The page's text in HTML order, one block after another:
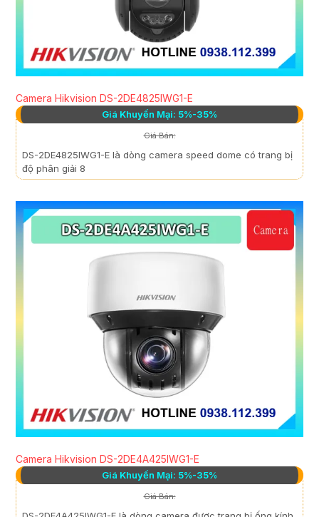
Camera Hikvision DS-2DE4825IWG1-E
Giá Khuyến Mại: 5%-35%
Giá Bán:
DS-2DE4825IWG1-E là dòng camera speed dome có trang bị
độ phân giải 8
Camera Hikvision DS-2DE4A425IWG1-E
Giá Khuyến Mại: 5%-35%
Giá Bán: